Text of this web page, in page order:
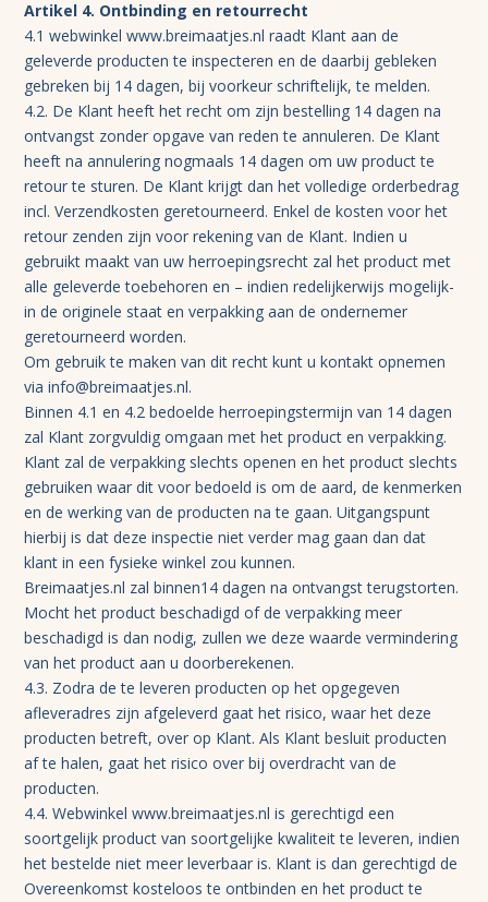
Artikel 4. Ontbinding en retourrecht
4.1 webwinkel www.breimaatjes.nl raadt Klant aan de
geleverde producten te inspecteren en de daarbij gebleken
gebreken bij 14 dagen, bij voorkeur schriftelijk, te melden.
4.2. De Klant heeft het recht om zijn bestelling 14 dagen na
ontvangst zonder opgave van reden te annuleren. De Klant
heeft na annulering nogmaals 14 dagen om uw product te
retour te sturen. De Klant krijgt dan het volledige orderbedrag
incl. Verzendkosten geretourneerd. Enkel de kosten voor het
retour zenden zijn voor rekening van de Klant. Indien u
gebruikt maakt van uw herroepingsrecht zal het product met
alle geleverde toebehoren en – indien redelijkerwijs mogelijk-
in de originele staat en verpakking aan de ondernemer
geretourneerd worden.
Om gebruik te maken van dit recht kunt u kontakt opnemen
via info@breimaatjes.nl.
Binnen 4.1 en 4.2 bedoelde herroepingstermijn van 14 dagen
zal Klant zorgvuldig omgaan met het product en verpakking.
Klant zal de verpakking slechts openen en het product slechts
gebruiken waar dit voor bedoeld is om de aard, de kenmerken
en de werking van de producten na te gaan. Uitgangspunt
hierbij is dat deze inspectie niet verder mag gaan dan dat
klant in een fysieke winkel zou kunnen.
Breimaatjes.nl zal binnen14 dagen na ontvangst terugstorten.
Mocht het product beschadigd of de verpakking meer
beschadigd is dan nodig, zullen we deze waarde vermindering
van het product aan u doorberekenen.
4.3. Zodra de te leveren producten op het opgegeven
afleveradres zijn afgeleverd gaat het risico, waar het deze
producten betreft, over op Klant. Als Klant besluit producten
af te halen, gaat het risico over bij overdracht van de
producten.
4.4. Webwinkel www.breimaatjes.nl is gerechtigd een
soortgelijk product van soortgelijke kwaliteit te leveren, indien
het bestelde niet meer leverbaar is. Klant is dan gerechtigd de
Overeenkomst kosteloos te ontbinden en het product te